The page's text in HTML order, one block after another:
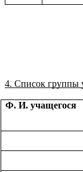
4. Список группы
Ф. И. учащегося